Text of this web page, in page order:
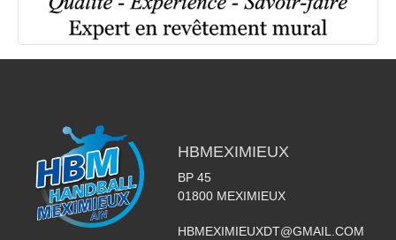
HBMEXIMIEUX
BP 45
01800 MEXIMIEUX
HBMEXIMIEUXDT@GMAIL.COM